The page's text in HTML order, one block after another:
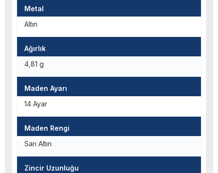
Metal
Altın
Ağırlık
4,81 g
Maden Ayarı
14 Ayar
Maden Rengi
Sarı Altın
Zincir Uzunluğu